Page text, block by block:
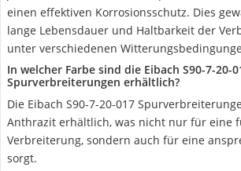
einen effektiven Korrosionsschutz. Dies
lange Lebensdauer und Haltbarkeit der
unter verschiedenen
In welcher Farbe sind die Eibach S90-7-20-
Spurverbreiterungen erhältlich?
Die Eibach S90-7-20-017
Anthrazit erhältlich, was nicht nur für eine
Verbreiterung, sondern auch für eine
sorgt.